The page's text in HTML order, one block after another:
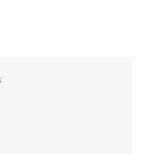
」の一覧 -